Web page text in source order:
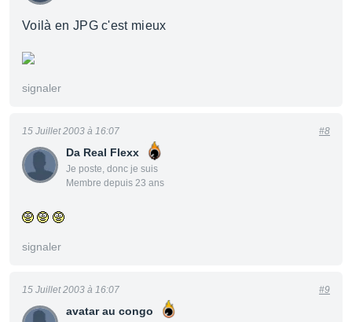
Voilà en JPG c'est mieux
signaler
Da Real Flexx
Je poste, donc je suis
Membre depuis 23 ans
15 Juillet 2003 à 16:07 #8
signaler
avatar au congo
15 Juillet 2003 à 16:07 #9